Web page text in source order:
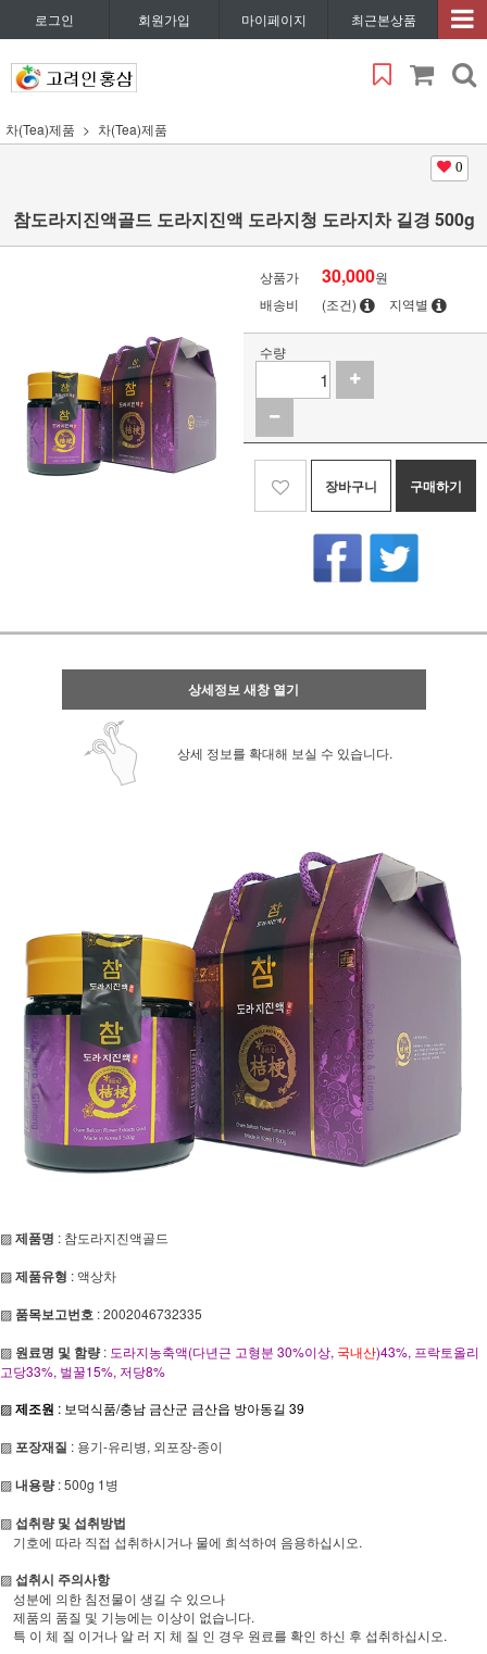
로그인 회원가입 마이페이지 최근본상품
차(Tea)제품 차(Tea)제품
0
참도라지진액골드 도라지진액 도라지청 도라지차 길경 500g
상품가 30,000원
배송비
(조건) 지역별
수량
장바구니 구매하기
상세정보 새창 열기
상세 정보를 확대해 보실 수 있습니다.
▨제품명 : 참도라지진액골드
▨제품유형 : 액상차
▨ 품목보고번호 : 2002046732335
▨ 원료명 및 함량: 도라지농축액(다년근 고형분 30%이상, 국내산)43%, 프락토올리
고당33%, 벌꿀15%, 저당8%
▨제조원 : 보덕식품/충남 금산군 금산읍 방아동길 39
▨ 포장재질 : 용기-유리병, 외포장-종이
▨내용량: 500g 1병
▨섭취량 및 섭취방법
기호에 따라 직접 섭취하시거나 물에 희석하여 음용하십시오.
▨섭취시 주의사항
성분에 의한 침전물이 생길 수 있으나
제품의 품질 및 기능에는 이상이 없습니다.
특 이 체 질 이거나 알 러 지 체 질 인 경우 원료를 확인 하신 후 섭취하십시오.